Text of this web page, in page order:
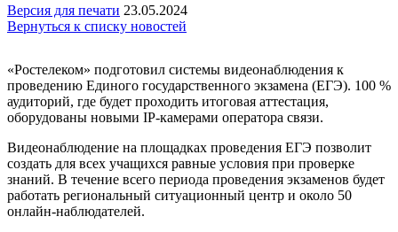
Версия для печати 23.05.2024
Вернуться к списку новостей
«Ростелеком» подготовил системы видеонаблюдения к
проведению Единого государственного экзамена (ЕГЭ). 100 %
аудиторий, где будет проходить итоговая аттестация,
оборудованы новыми IP-камерами оператора связи.
Видеонаблюдение на площадках проведения ЕГЭ позволит
создать для всех учащихся равные условия при проверке
знаний. В течение всего периода проведения экзаменов будет
работать региональный ситуационный центр и около 50
онлайн-наблюдателей.